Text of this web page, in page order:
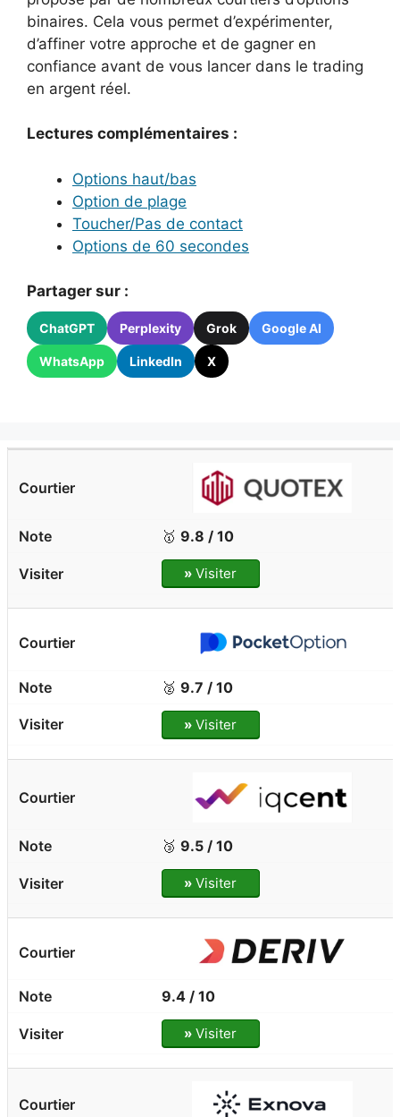
binaires. Cela vous permet d’expérimenter,
d’affiner votre approche et de gagner en
confiance avant de vous lancer dans le trading
en argent réel.
Lectures complémentaires :
Options haut/bas
Option de plage
Toucher/Pas de contact
Options de 60 secondes
Partager sur :
ChatGPT Perplexity Grok Google AI
WhatsApp LinkedIn X
🥇 9.8 / 10
» Visiter
🥈 9.7 / 10
» Visiter
🥉 9.5 / 10
» Visiter
9.4 / 10
» Visiter